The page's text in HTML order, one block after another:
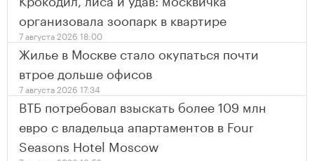
организовала зоопарк в квартире
7 августа 2026 18:00
Жилье в Москве стало окупаться почти
втрое дольше офисов
7 августа 2026 17:34
ВТБ потребовал взыскать более 109 млн
евро с владельца апартаментов в Four
Seasons Hotel Moscow